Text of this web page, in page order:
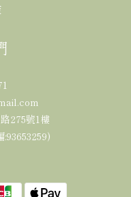
275號1樓